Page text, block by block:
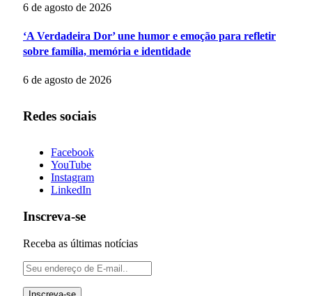
6 de agosto de 2026
‘A Verdadeira Dor’ une humor e emoção para refletir
sobre família, memória e identidade
6 de agosto de 2026
Redes sociais
Facebook
YouTube
Instagram
LinkedIn
Inscreva-se
Receba as últimas notícias